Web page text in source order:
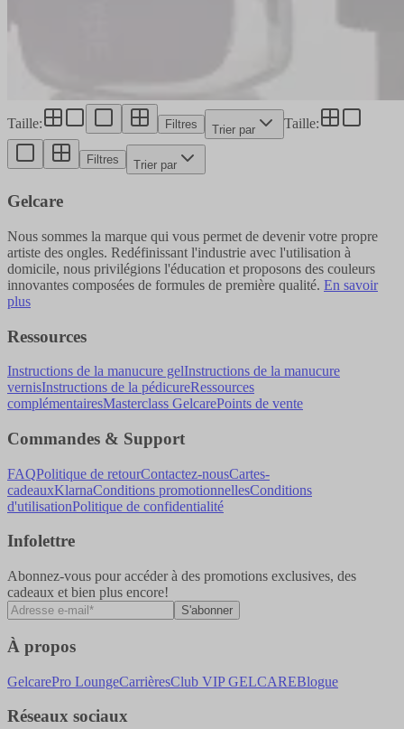
Taille: Filtres Trier par Taille:
Filtres Trier par
Gelcare
Nous sommes la marque qui vous permet de devenir votre propre
artiste des ongles. Redéfinissant l'industrie avec l'utilisation à
domicile, nous privilégions l'éducation et proposons des couleurs
innovantes composées de formules de première qualité. En savoir
plus
Ressources
Instructions de la manucure gelInstructions de la manucure
vernisInstructions de la pédicureRessources
complémentairesMasterclass GelcarePoints de vente
Commandes & Support
FAQPolitique de retourContactez-nousCartes-
cadeauxKlarnaConditions promotionnellesConditions
d'utilisationPolitique de confidentialité
Infolettre
Abonnez-vous pour accéder à des promotions exclusives, des
cadeaux et bien plus encore!
S'abonner
À propos
GelcarePro LoungeCarrièresClub VIP GELCAREBlogue
Réseaux sociaux